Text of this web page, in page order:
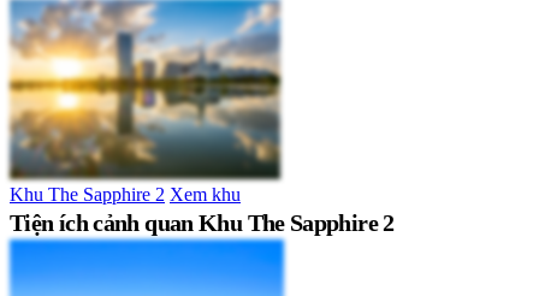
Khu The Sapphire 2 Xem khu
Tiện ích cảnh quan Khu The Sapphire 2